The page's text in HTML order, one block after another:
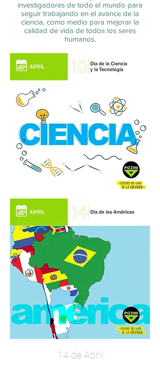
investigadores de todo el mundo para
seguir trabajando en el avance de la
ciencia, como medio para mejorar la
calidad de vida de todos los seres
humanos.
14 de Abril